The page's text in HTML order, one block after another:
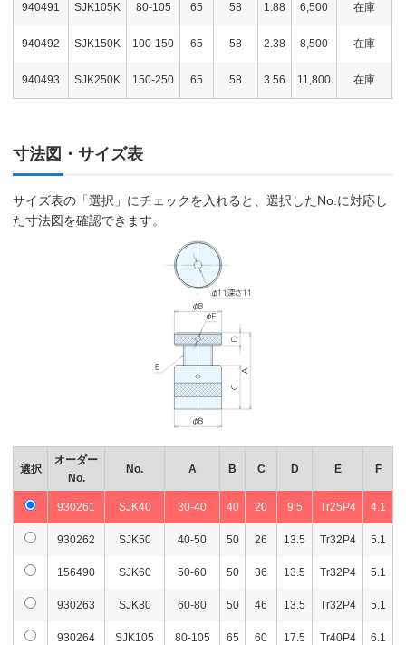
940491 SJK105K 80-105 65 58 1.88 6,500 在庫
940492 SJK150K 100-150 65 58 2.38 8,500 在庫
940493 SJK250K 150-250 65 58 3.56 11,800 在庫
寸法図・サイズ表
サイズ表の「選択」にチェックを入れると、選択したNo.に対応し
た寸法図を確認できます。
選択
オーダー
No.
No. A B C D E F
930261 SJK40 30-40 40 20 9.5 Tr25P4 4.1
930262 SJK50 40-50 50 26 13.5 Tr32P4 5.1
156490 SJK60 50-60 50 36 13.5 Tr32P4 5.1
930263 SJK80 60-80 50 46 13.5 Tr32P4 5.1
930264 SJK105 80-105 65 60 17.5 Tr40P4 6.1